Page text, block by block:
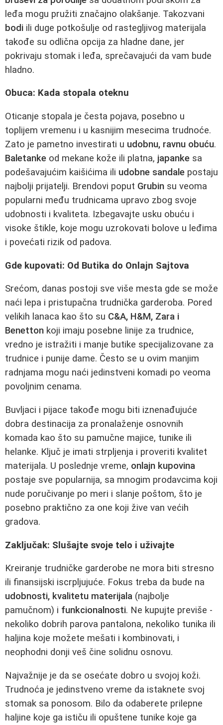
leđa mogu pružiti značajno olakšanje. Takozvani
bodi ili duge potkošulje od rastegljivog materijala
takođe su odlična opcija za hladne dane, jer
pokrivaju stomak i leđa, sprečavajući da vam bude
hladno.
Obuca: Kada stopala oteknu
Oticanje stopala je česta pojava, posebno u
toplijem vremenu i u kasnijim mesecima trudnoće.
Zato je pametno investirati u udobnu, ravnu obuću.
Baletanke od mekane kože ili platna, japanke sa
podešavajućim kaišićima ili udobne sandale postaju
najbolji prijatelji. Brendovi poput Grubin su veoma
popularni među trudnicama upravo zbog svoje
udobnosti i kvaliteta. Izbegavajte usku obuću i
visoke štikle, koje mogu uzrokovati bolove u leđima
i povećati rizik od padova.
Gde kupovati: Od Butika do Onlajn Sajtova
Srećom, danas postoji sve više mesta gde se može
naći lepa i pristupačna trudnička garderoba. Pored
velikih lanaca kao što su C&A, H&M, Zara i
Benetton koji imaju posebne linije za trudnice,
vredno je istražiti i manje butike specijalizovane za
trudnice i punije dame. Često se u ovim manjim
radnjama mogu naći jedinstveni komadi po veoma
povoljnim cenama.
Buvljaci i pijace takođe mogu biti iznenađujuće
dobra destinacija za pronalaženje osnovnih
komada kao što su pamučne majice, tunike ili
helanke. Ključ je imati strpljenja i proveriti kvalitet
materijala. U poslednje vreme, onlajn kupovina
postaje sve popularnija, sa mnogim prodavcima koji
nude poručivanje po meri i slanje poštom, što je
posebno praktično za one koji žive van većih
gradova.
Zaključak: Slušajte svoje telo i uživajte
Kreiranje trudničke garderobe ne mora biti stresno
ili finansijski iscrpljujuće. Fokus treba da bude na
udobnosti, kvalitetu materijala (najbolje
pamučnom) i funkcionalnosti. Ne kupujte previše -
nekoliko dobrih parova pantalona, nekoliko tunika ili
haljina koje možete mešati i kombinovati, i
neophodni donji veš čine solidnu osnovu.
Najvažnije je da se osećate dobro u svojoj koži.
Trudnoća je jedinstveno vreme da istaknete svoj
stomak sa ponosom. Bilo da odaberete prilepne
haljine koje ga ističu ili opuštene tunike koje ga